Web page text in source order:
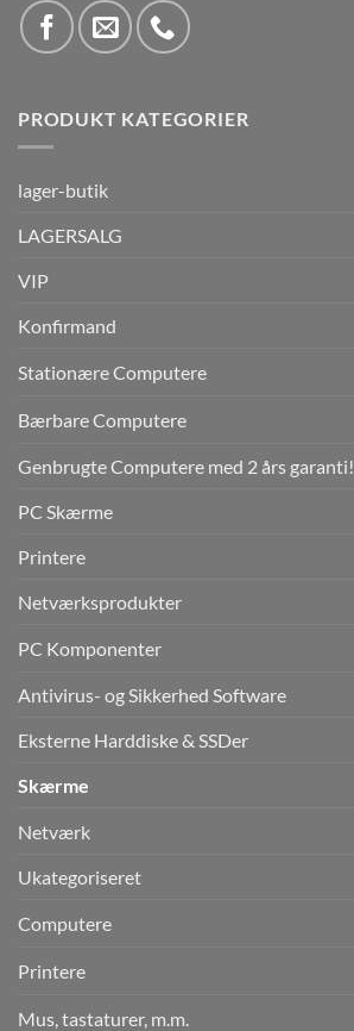
PRODUKT KATEGORIER
lager-butik
LAGERSALG
VIP
Konfirmand
Stationære Computere
Bærbare Computere
Genbrugte Computere med 2 års garanti!
PC Skærme
Printere
Netværksprodukter
PC Komponenter
Antivirus- og Sikkerhed Software
Eksterne Harddiske & SSDer
Skærme
Netværk
Ukategoriseret
Computere
Printere
Mus, tastaturer, m.m.